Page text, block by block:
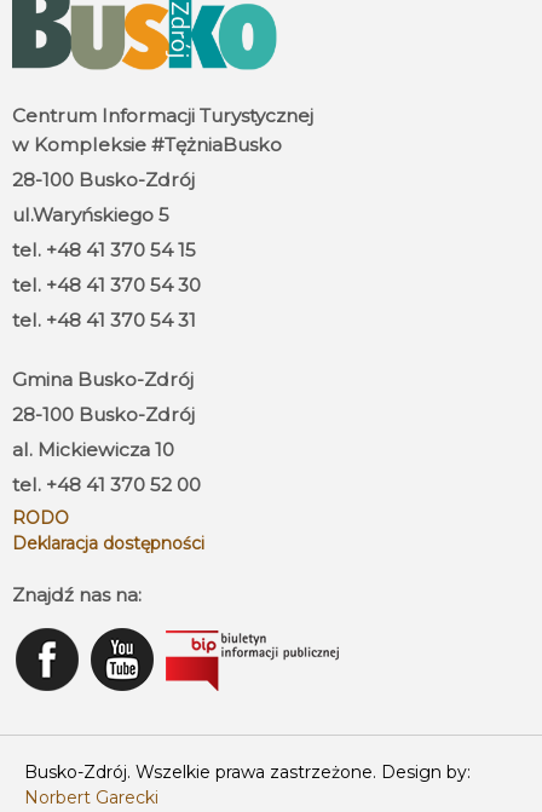
Centrum Informacji Turystycznej
w Kompleksie #TężniaBusko
28-100 Busko-Zdrój
ul.Waryńskiego 5
tel. +48 41 370 54 15
tel. +48 41 370 54 30
tel. +48 41 370 54 31
Gmina Busko-Zdrój
28-100 Busko-Zdrój
al. Mickiewicza 10
tel. +48 41 370 52 00
RODO
Deklaracja dostępności
Znajdź nas na:
Busko-Zdrój. Wszelkie prawa zastrzeżone. Design by:
Norbert Garecki